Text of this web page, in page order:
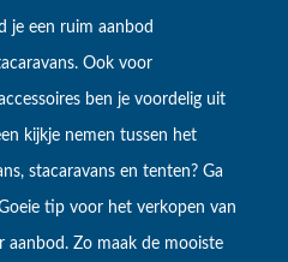
je een ruim aanbod
Ook voor
ben je voordelig uit
kijkje nemen tussen het
stacaravans en tenten? Ga
tip voor het verkopen van
aanbod. Zo maak de mooiste